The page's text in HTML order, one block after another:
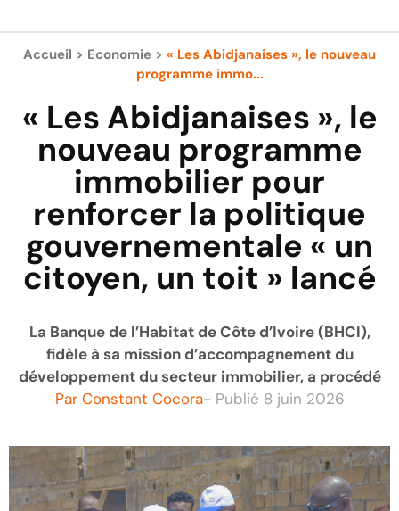
Accueil > Economie > « Les Abidjanaises », le nouveau
programme immo...
« Les Abidjanaises », le
nouveau programme
immobilier pour
renforcer la politique
gouvernementale « un
citoyen, un toit » lancé
La Banque de l’Habitat de Côte d’Ivoire (BHCI),
fidèle à sa mission d’accompagnement du
développement du secteur immobilier, a procédé
Par Constant Cocora- Publié 8 juin 2026